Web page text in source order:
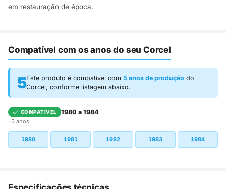
em restauração de época.
Compatível com os anos do seu Corcel
5Este produto é compatível com 5 anos de produção do
Corcel, conforme listagem abaixo.
COMPATÍVEL 1980 a 1984
· 5 anos
1980 1981 1982 1983 1984